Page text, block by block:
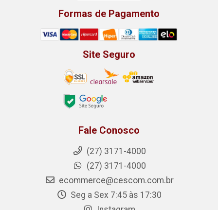
Formas de Pagamento
Site Seguro
Fale Conosco
(27) 3171-4000
(27) 3171-4000
ecommerce@cescom.com.br
Seg a Sex 7:45 às 17:30